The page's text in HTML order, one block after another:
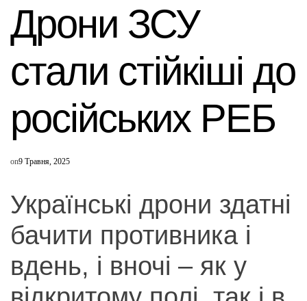
Дрони ЗСУ
стали стійкіші до
російських РЕБ
on9 Травня, 2025
Українські дрони здатні
бачити противника і
вдень, і вночі – як у